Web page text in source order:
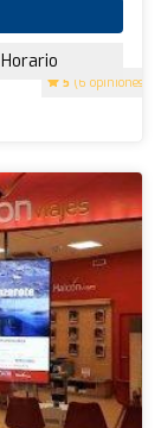
5 (6 opiniones)